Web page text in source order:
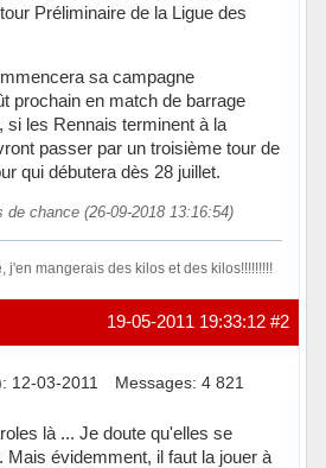
Préliminaire de la Ligue des
sa campagne
prochain en match de barrage
si les Rennais terminent à la
passer par un troisième tour de
qui débutera dès 28 juillet.
de chance (26-09-2018 13:16:54)
j'en mangerais des kilos et des kilos!!!!!!!!!
#2
19-05-2011 19:33:12
12-03-2011 Messages: 4 821
là ... Je doute qu'elles se
Mais évidemment, il faut la jouer à